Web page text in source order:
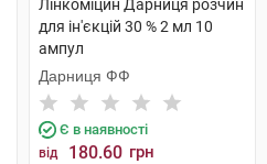
Лінкоміцин Дарниця розчин
для ін'єкцій 30 % 2 мл 10
ампул
Дарниця ФФ
Є в наявності
від 180.60 грн